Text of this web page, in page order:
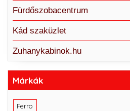
Fürdőszobacentrum
Kád szaküzlet
Zuhanykabinok.hu
Márkák
Ferro